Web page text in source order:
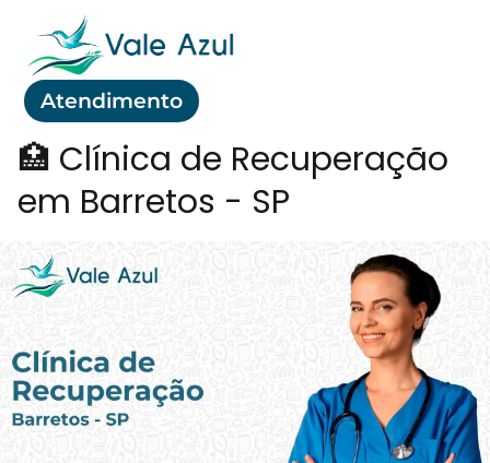
Atendimento
🏥 Clínica de Recuperação
em Barretos - SP